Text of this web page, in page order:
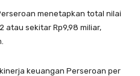
menetapkan total nilai
atau sekitar Rp9,98 miliar,
keuangan Perseroan per